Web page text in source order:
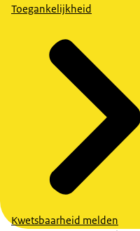
Toegankelijkheid
Kwetsbaarheid melden